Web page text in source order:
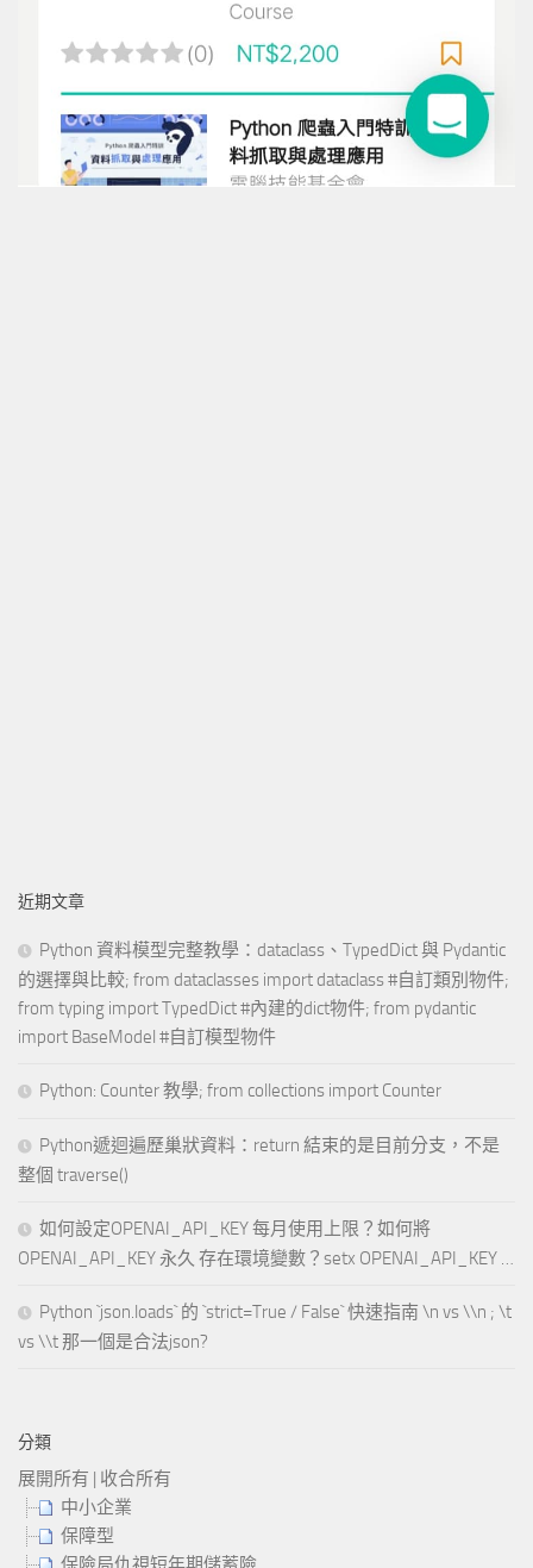
近期文章
Python 資料模型完整教學：dataclass、TypedDict 與 Pydantic
的選擇與比較; from dataclasses import dataclass #自訂類別物件;
from typing import TypedDict #內建的dict物件; from pydantic
import BaseModel #自訂模型物件
Python: Counter 教學; from collections import Counter
Python遞迴遍歷巢狀資料：return 結束的是目前分支，不是
整個 traverse()
如何設定OPENAI_API_KEY 每月使用上限？如何將
OPENAI_API_KEY 永久 存在環境變數？setx OPENAI_API_KEY …
Python `json.loads` 的 `strict=True / False` 快速指南 \n vs \\n ; \t
vs \\t 那一個是合法json?
分類
展開所有 | 收合所有
中小企業
保障型